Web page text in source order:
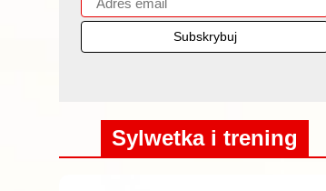
Sylwetka i trening